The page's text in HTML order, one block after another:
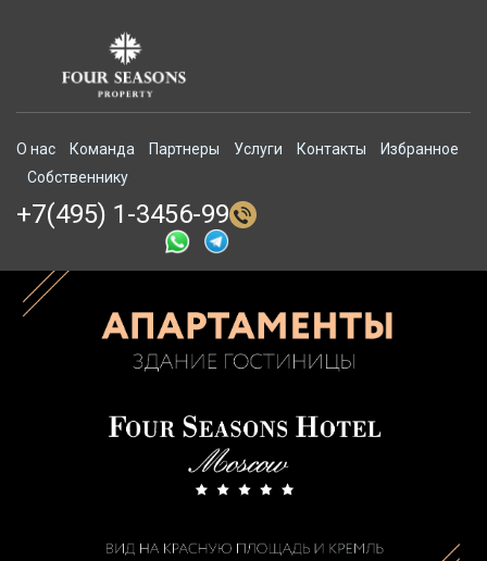
О нас Команда Партнеры Услуги Контакты
Избранное
Собственнику
+7(495) 1-3456-99